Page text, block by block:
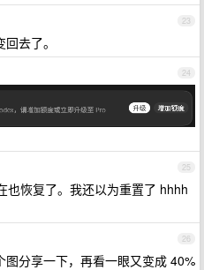
23
去了。
24
25
也恢复了。我还以为重置了 hhhh
26
分享一下，再看一眼又变成 40%